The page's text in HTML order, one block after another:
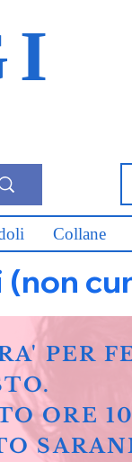
Collane
(non
PER
ORE